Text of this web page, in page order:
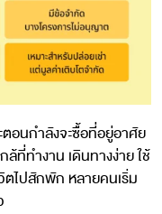
อนกำลังจะซื้อที่อยู่อาศัย
ล้ที่ทำงาน เดินทางง่าย ใช้
ไปสักพัก หลายคนเริ่ม